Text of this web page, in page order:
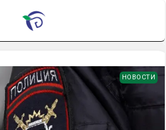
НОВОСТИ